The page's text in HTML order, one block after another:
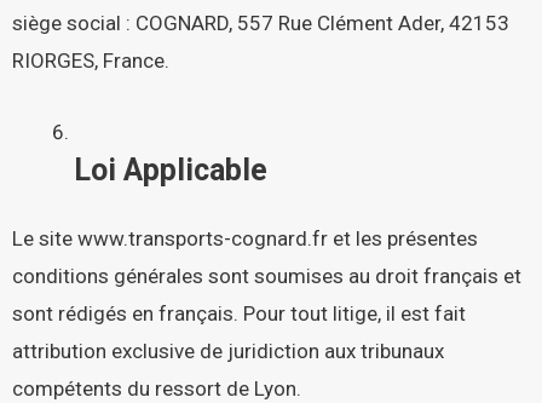
siège social : COGNARD, 557 Rue Clément Ader, 42153
RIORGES, France.
Loi Applicable
Le site www.transports-cognard.fr et les présentes
conditions générales sont soumises au droit français et
sont rédigés en français. Pour tout litige, il est fait
attribution exclusive de juridiction aux tribunaux
compétents du ressort de Lyon.